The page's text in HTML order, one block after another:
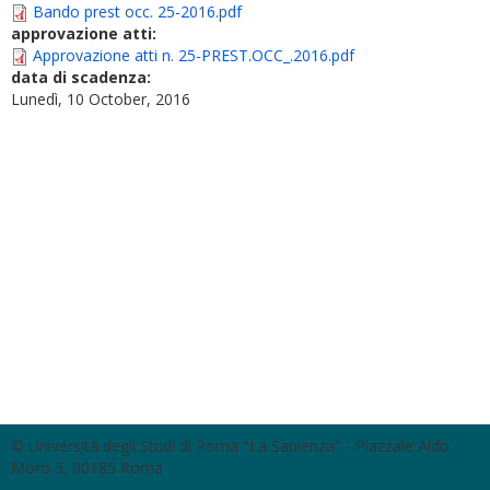
Bando prest occ. 25-2016.pdf
approvazione atti:
Approvazione atti n. 25-PREST.OCC_.2016.pdf
data di scadenza:
Lunedì, 10 October, 2016
© Università degli Studi di Roma "La Sapienza" - Piazzale Aldo
Moro 5, 00185 Roma